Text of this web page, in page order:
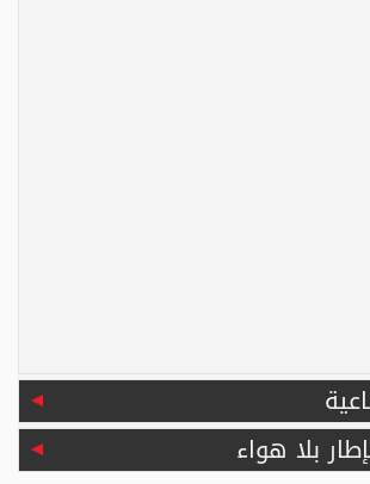
بلا هواء